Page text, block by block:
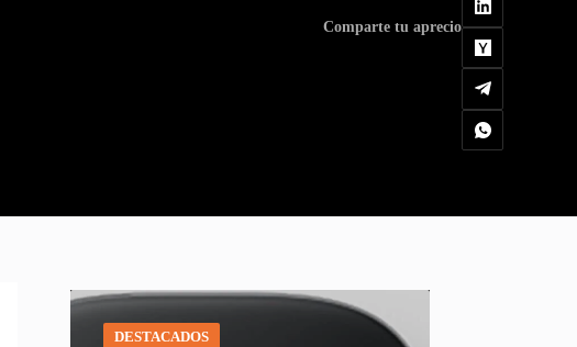
Comparte tu aprecio
DESTACADOS